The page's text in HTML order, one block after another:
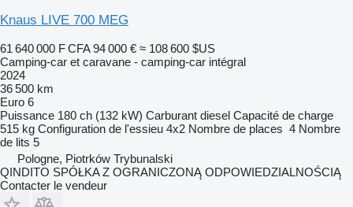
Knaus LIVE 700 MEG
61 640 000 F CFA 94 000 € ≈ 108 600 $US
Camping-car et caravane - camping‐car intégral
2024
36 500 km
Euro 6
Puissance 180 ch (132 kW) Carburant diesel Capacité de charge
515 kg Configuration de l'essieu 4x2 Nombre de places 4 Nombre
de lits 5
Pologne, Piotrków Trybunalski
QINDITO SPÓŁKA Z OGRANICZONĄ ODPOWIEDZIALNOŚCIĄ
Contacter le vendeur